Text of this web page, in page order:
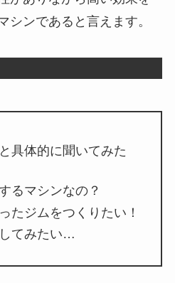
シンであると言えます。
具体的に聞いてみた
るマシンなの？
たジムをつくりたい！
てみたい…